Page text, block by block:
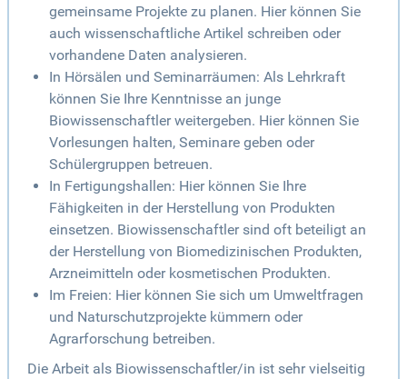
gemeinsame Projekte zu planen. Hier können Sie
auch wissenschaftliche Artikel schreiben oder
vorhandene Daten analysieren.
In Hörsälen und Seminarräumen: Als Lehrkraft
können Sie Ihre Kenntnisse an junge
Biowissenschaftler weitergeben. Hier können Sie
Vorlesungen halten, Seminare geben oder
Schülergruppen betreuen.
In Fertigungshallen: Hier können Sie Ihre
Fähigkeiten in der Herstellung von Produkten
einsetzen. Biowissenschaftler sind oft beteiligt an
der Herstellung von Biomedizinischen Produkten,
Arzneimitteln oder kosmetischen Produkten.
Im Freien: Hier können Sie sich um Umweltfragen
und Naturschutzprojekte kümmern oder
Agrarforschung betreiben.
Die Arbeit als Biowissenschaftler/in ist sehr vielseitig